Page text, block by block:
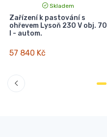
Skladem
Zařízení k pastování s
ohřevem Lysoň 230 V obj. 70
l - autom.
57 840 Kč